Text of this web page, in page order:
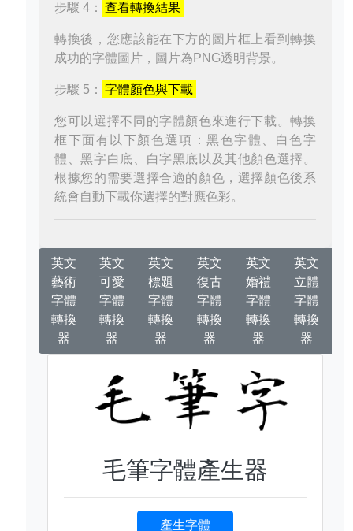
步驟 4： 查看轉換結果
轉換後，您應該能在下方的圖片框上看到轉換
成功的字體圖片，圖片為PNG透明背景。
步驟 5： 字體顏色與下載
您可以選擇不同的字體顏色來進行下載。轉換
框下面有以下顏色選項：黑色字體、白色字
體、黑字白底、白字黑底以及其他顏色選擇。
根據您的需要選擇合適的顏色，選擇顏色後系
統會自動下載你選擇的對應色彩。
英文
藝術
字體
轉換
器
英文
可愛
字體
轉換
器
英文
標題
字體
轉換
器
英文
復古
字體
轉換
器
英文
婚禮
字體
轉換
器
英文
立體
字體
轉換
器
毛筆字體產生器
產生字體